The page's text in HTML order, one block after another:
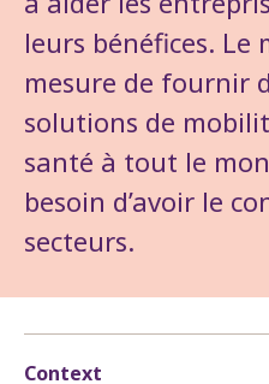
leurs bénéfices. Le
mesure de fournir
solutions de
santé à tout le
besoin d’avoir le
secteurs.
Context